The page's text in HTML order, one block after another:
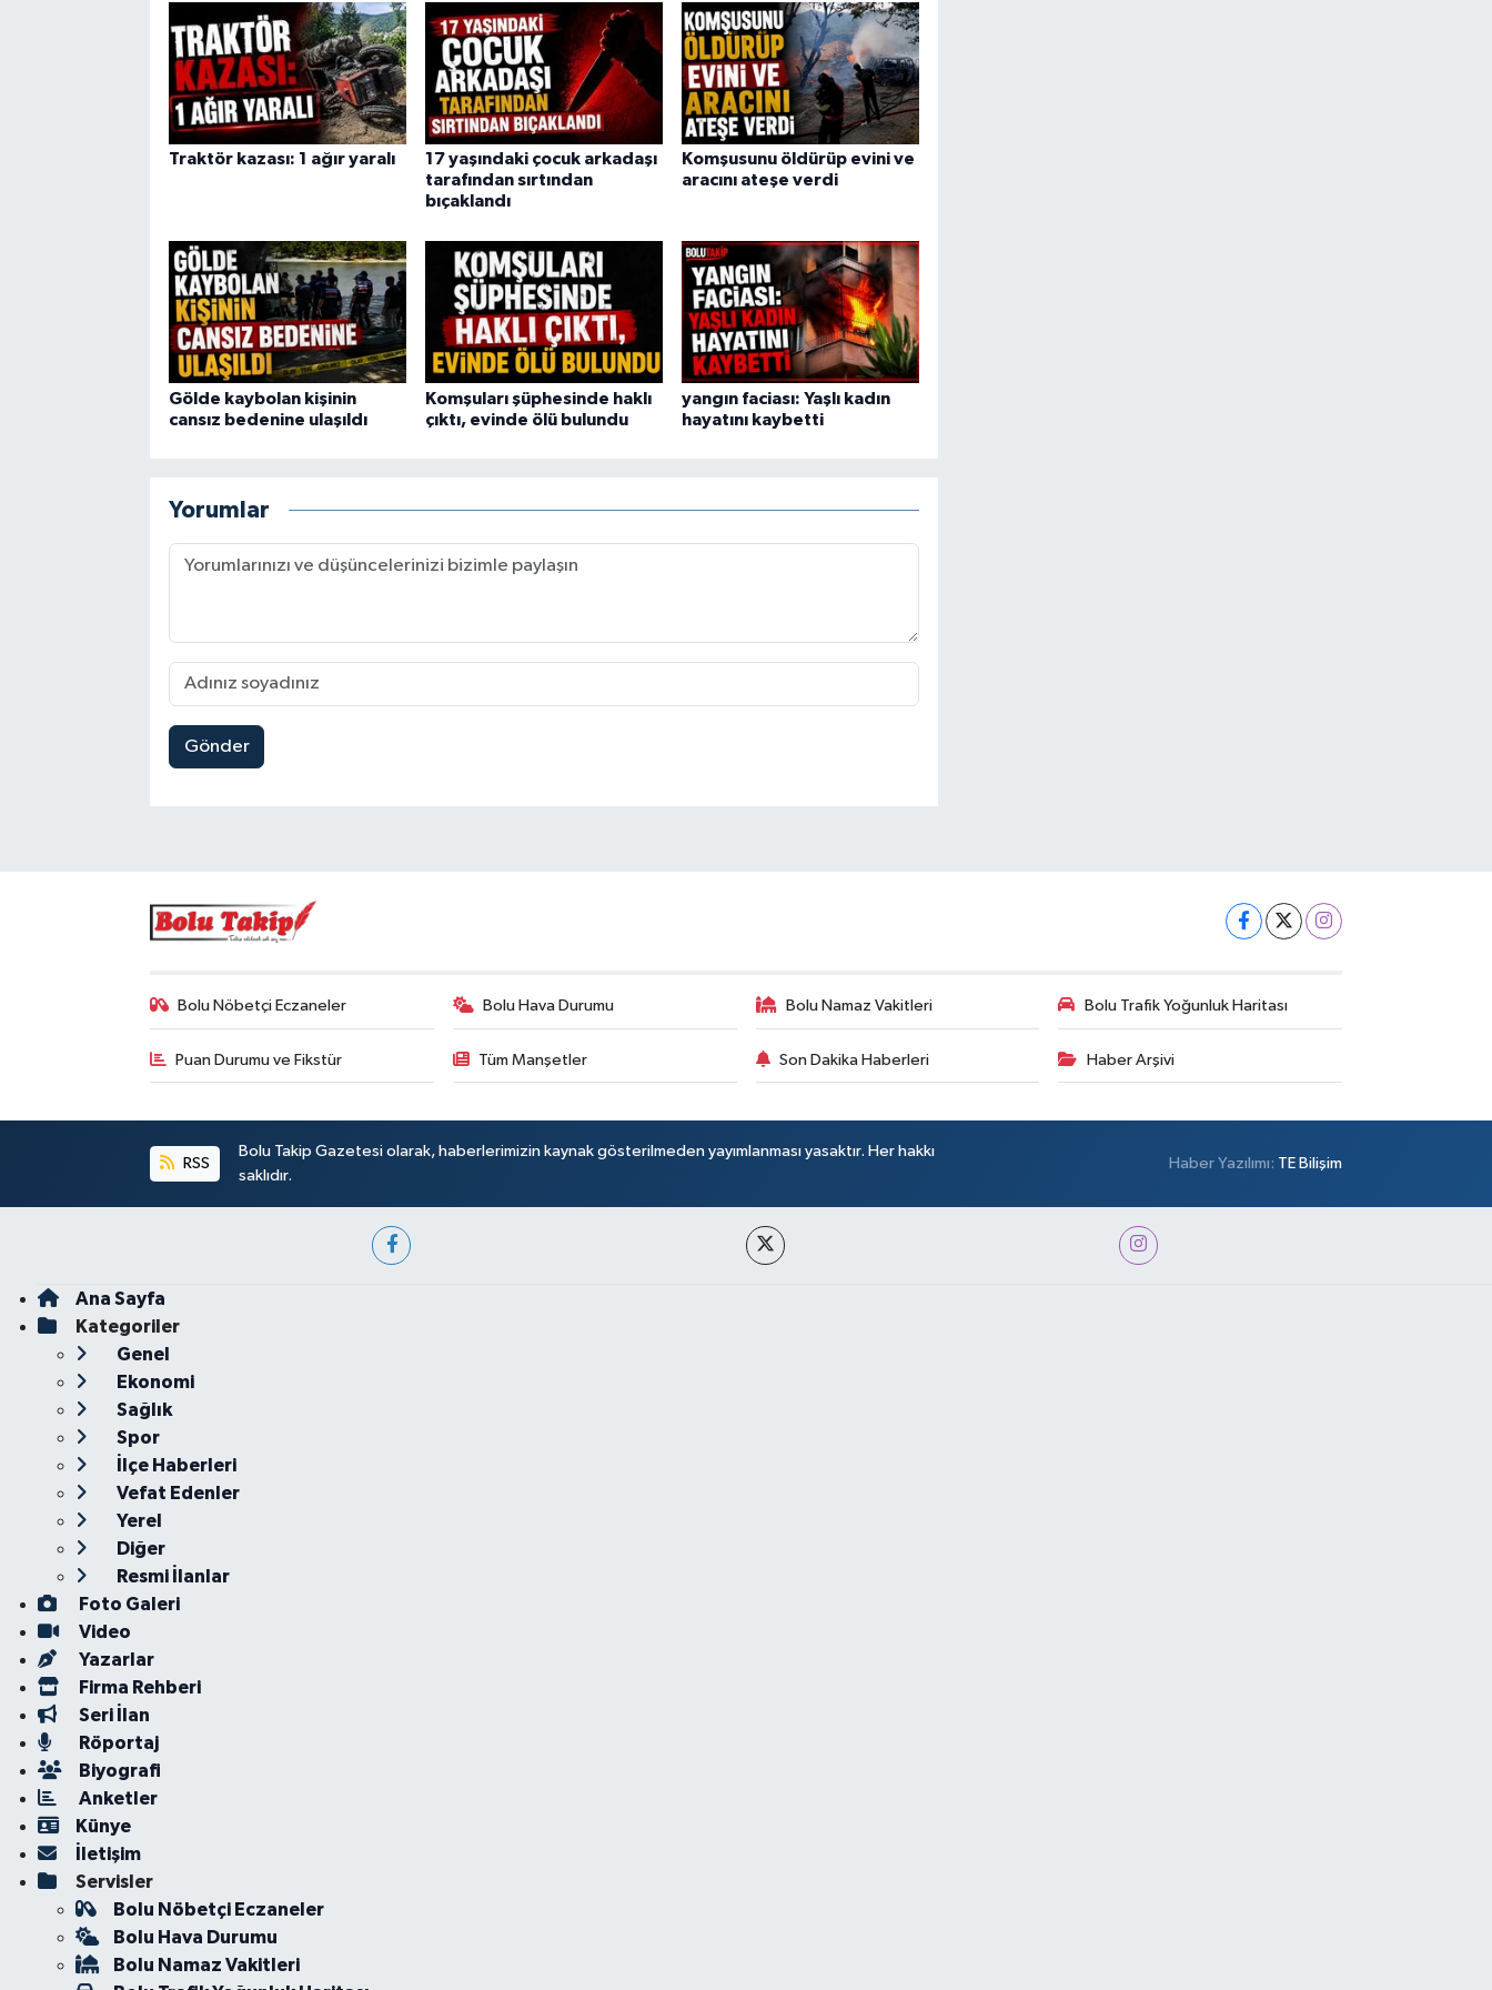
Traktör kazası: 1 ağır yaralı
17 yaşındaki çocuk arkadaşı
tarafından sırtından
bıçaklandı
Komşusunu öldürüp evini ve
aracını ateşe verdi
Gölde kaybolan kişinin
cansız bedenine ulaşıldı
Komşuları şüphesinde haklı
çıktı, evinde ölü bulundu
yangın faciası: Yaşlı kadın
hayatını kaybetti
Yorumlar
Gönder
Bolu Nöbetçi Eczaneler Bolu Hava Durumu Bolu Namaz Vakitleri Bolu Trafik Yoğunluk Haritası
Puan Durumu ve Fikstür Tüm Manşetler Son Dakika Haberleri Haber Arşivi
RSS
Bolu Takip Gazetesi olarak, haberlerimizin kaynak gösterilmeden yayımlanması yasaktır. Her hakkı
saklıdır.
Haber Yazılımı: TE Bilişim
Ana Sayfa
Kategoriler
Genel
Ekonomi
Sağlık
Spor
İlçe Haberleri
Vefat Edenler
Yerel
Diğer
Resmi İlanlar
Foto Galeri
Video
Yazarlar
Firma Rehberi
Seri İlan
Röportaj
Biyografi
Anketler
Künye
İletişim
Servisler
Bolu Nöbetçi Eczaneler
Bolu Hava Durumu
Bolu Namaz Vakitleri